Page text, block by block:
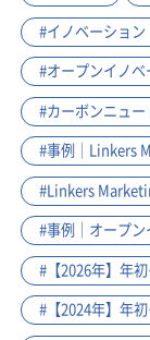
#イノベーション
#オープンイノ
#カーボンニュー
#事例｜Linkers
#Linkers
#事例｜オープン
#【2026年】年
#【2024年】年